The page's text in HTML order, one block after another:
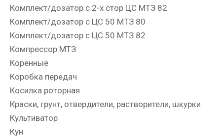
Комплект/дозатор с 2-х стор ЦС МТЗ 82
Комплект/дозатор с ЦС 50 МТЗ 80
Комплект/дозатор с ЦС 50 МТЗ 82
Компрессор МТЗ
Коренные
Коробка передач
Косилка роторная
Краски, грунт, отвердители, растворители, шкурки
Культиватор
Кун